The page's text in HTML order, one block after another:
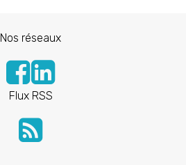
Nos réseaux
Flux RSS